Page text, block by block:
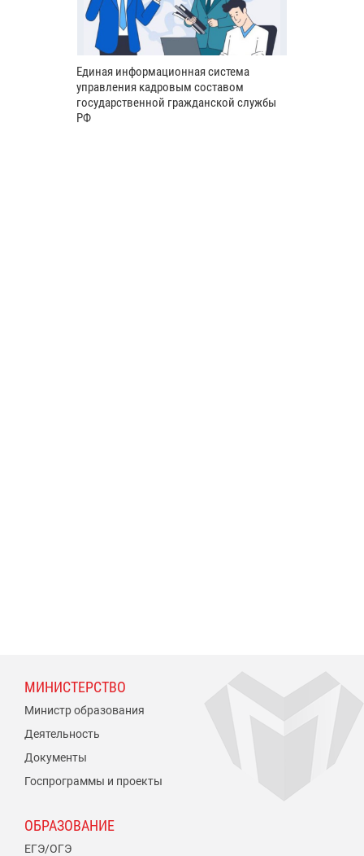
Единая информационная система
управления кадровым составом
государственной гражданской службы
РФ
МИНИСТЕРСТВО
Министр образования
Деятельность
Документы
Госпрограммы и проекты
ОБРАЗОВАНИЕ
ЕГЭ/ОГЭ